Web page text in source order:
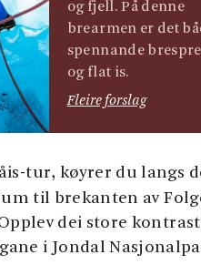
og fjell. På denne
brearmen er det
spennande
og flat is.
Fleire forslag
tur, køyrer du langs
til brekanten av
dei store
i Jondal